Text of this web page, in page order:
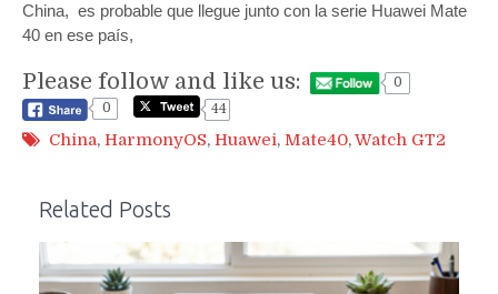
China, es probable que llegue junto con la serie Huawei Mate
40 en ese país,
Please follow and like us:
0
0
44
China, HarmonyOS, Huawei, Mate40,Watch GT2
Related Posts